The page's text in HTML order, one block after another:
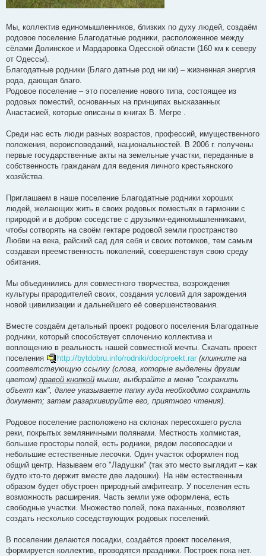
Мы, коллектив единомышленников, близких по духу людей, создаём
родовое поселение Благодатные родники, расположенное между
сёлами Долинское и Мардаровка Одесской области (160 км к северу
от Одессы).
Благодатные родники (Благо датные род ни ки) – жизненная энергия
рода, дающая благо.
Родовое поселение – это поселение нового типа, состоящее из
родовых поместий, основанных на принципах высказанных
Анастасией, которые описаны в книгах В. Мегре .
Среди нас есть люди разных возрастов, профессий, имущественного
положения, вероисповеданий, национальностей. В 2006 г. получены
первые государственные акты на земельные участки, переданные в
собственность гражданам для ведения личного крестьянского
хозяйства.
Приглашаем в наше поселение Благодатные родники хороших
людей, желающих жить в своих родовых поместьях в гармонии с
природой и в добром соседстве с друзьями-единомышленниками,
чтобы сотворять на своём гектаре родовой земли пространство
Любви на века, райский сад для себя и своих потомков, тем самым
создавая преемственность поколений, совершенствуя свою среду
обитания.
Мы объединились для совместного творчества, возрождения
культуры прародителей своих, создания условий для зарождения
новой цивилизации и дальнейшего её совершенствования.
Вместе создаём детальный проект родового поселения Благодатные
родники, который способствует сплочению коллектива и
воплощению в реальность нашей совместной мечты. Скачать проект
поселения
http://bytdobru.info/rodniki/doc/proekt.rar (кликните на
соответствующую ссылку (слова, которые выделены другим
цветом) правой кнопкой мыши, выбирайте в меню "сохранить
объект как", далее указываете папку куда необходимо сохранить
документ; затем разархивируйте его, приятного чтения).
Родовое поселение расположено на склонах пересохшего русла
реки, покрытых земляничными полянами. Местность холмистая,
большие просторы полей, есть родники, рядом лесопосадки и
небольшие естественные лесочки. Один участок оформлен под
общий центр. Называем его "Ладушки" (так это место выглядит – как
будто кто-то держит вместе две ладошки). На нём естественным
образом будет обустроен природный амфитеатр. У поселения есть
возможность расширения. Часть земли уже оформлена, есть
свободные участки. Множество полей, пока паханных, позволяют
создать несколько соседствующих родовых поселений.
В поселении делаются посадки, создаётся проект поселения,
формируется коллектив, проводятся праздники. Построек пока нет.